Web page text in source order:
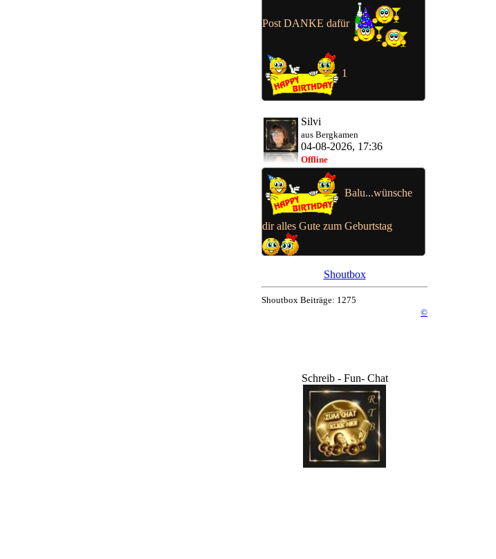
Post DANKE dafür
1
Silvi
aus Bergkamen
04-08-2026, 17:36
Offline
Balu...wünsche
dir alles Gute zum Geburtstag
Shoutbox
Shoutbox Beiträge: 1275
©
Schreib - Fun- Chat